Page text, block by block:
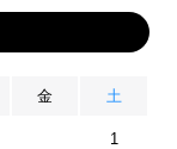
金 土
1